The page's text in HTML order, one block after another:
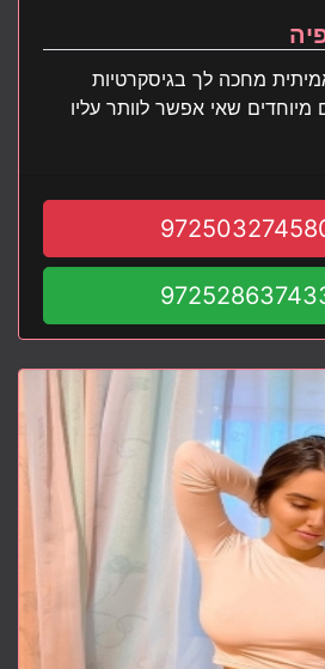
מחכה לך בגיסקרטיות
שאי אפשר לוותר עליו